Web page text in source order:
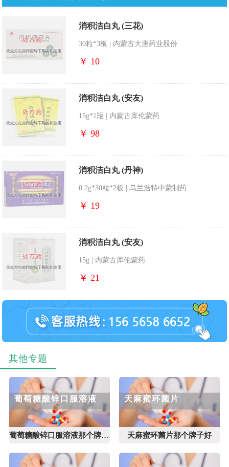
消积洁白丸 (三花)
30粒*3板 | 内蒙古大唐药业股份
￥ 10
消积洁白丸 (安友)
15g*1瓶 | 内蒙古库伦蒙药
￥ 98
消积洁白丸 (丹神)
0.2g*30粒*2板 | 乌兰浩特中蒙制药
￥ 19
消积洁白丸 (安友)
15g | 内蒙古库伦蒙药
￥ 21
其他专题
葡萄糖酸锌口服溶液
葡萄糖酸锌口服溶液那个牌子好
天麻蜜环菌片
天麻蜜环菌片那个牌子好